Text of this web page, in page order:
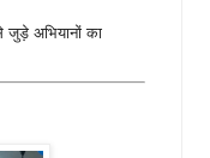
अभियानों का